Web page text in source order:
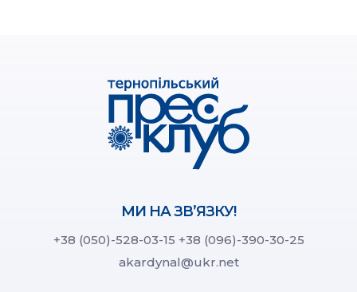
МИ НА ЗВ’ЯЗКУ!
+38 (050)-528-03-15 +38 (096)-390-30-25
akardynal@ukr.net